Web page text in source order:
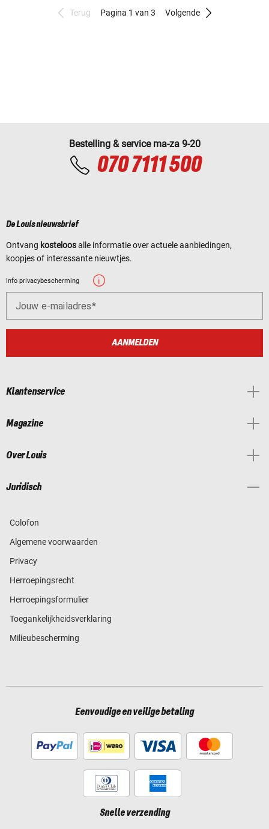
Terug Pagina 1 van 3 Volgende
Bestelling & service ma-za 9-20
070 7111 500
De Louis nieuwsbrief
Ontvang kosteloosalle informatie over actuele aanbiedingen,
koopjes of interessante nieuwtjes.
Info privacybescherming
Jouw e-mailadres
AANMELDEN
Klantenservice
Magazine
Over Louis
Juridisch
Colofon
Algemene voorwaarden
Privacy
Herroepingsrecht
Herroepingsformulier
Toegankelijkheidsverklaring
Milieubescherming
Eenvoudige en veilige betaling
Snelle verzending